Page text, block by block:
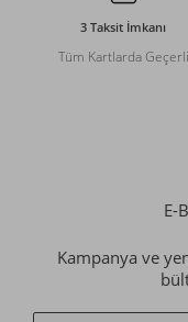
3 Taksit İmkanı
Tüm Kartlarda Geçerli
E-
Kampanya ve